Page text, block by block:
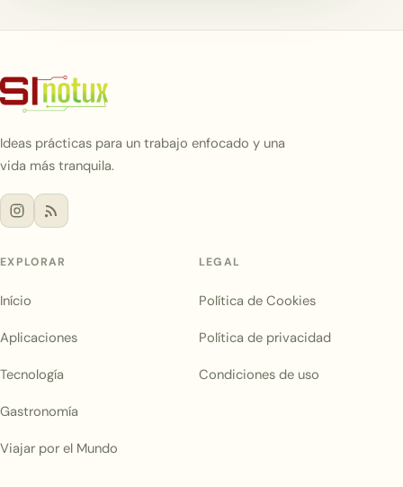
Ideas prácticas para un trabajo enfocado y una
vida más tranquila.
EXPLORAR
Início
Aplicaciones
Tecnología
Gastronomía
Viajar por el Mundo
LEGAL
Política de Cookies
Política de privacidad
Condiciones de uso